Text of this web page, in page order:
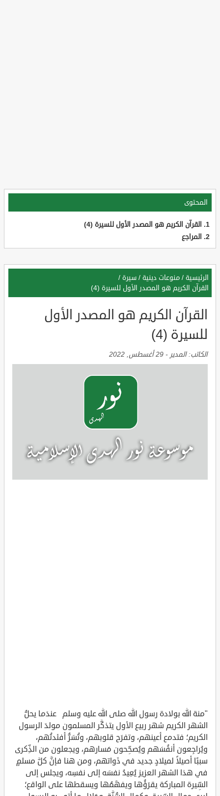
المحتوى
القرآن الكريم هو المصدر الأول للسيرة (4)
المراجع
الرئيسية / منوعات دينية / سيرة /
القرآن الكريم هو المصدر الأول للسيرة (4)
القرآن الكريم هو المصدر الأول
للسيرة (4)
الكاتب:المدير - 29 أغسطس, 2022
"منة الله بولادة رسول الله صلى الله عليه وسلم عندَما يحلُّ
الشهر الكريم شهر ربيع الأول يتذكَّر المسلمون مولدَ الرسول
الكريم؛ فتدمع أعينهم، وتفرَح قلوبهم، وتُسَرُّ أفئدتُهم،
ويُراجِعون أنفُسَهم ويُصحِّحون مَسارهم، ويجعلون من الذِّكرى
سببًا أصيلاً لميلادٍ جديد في ذَواتهم، ومن هنا فإنَّ كلَّ مسلمٍ
في هذا الشهر العزيز يُعِيدُ نفسَه إلى نفسِه، ويجلس إلى
السِّيرة المباركة يقرَؤُها ويفهَمُها ويسقطها على الواقع؛